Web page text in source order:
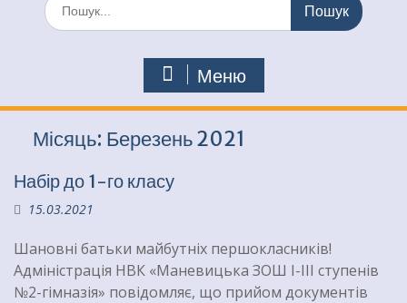
Меню
Місяць: Березень 2021
Набір до 1-го класу
15.03.2021
Шановні батьки майбутніх першокласників!
Адміністрація НВК «Маневицька ЗОШ І-ІІІ ступенів
№2-гімназія» повідомляє, що прийом документів